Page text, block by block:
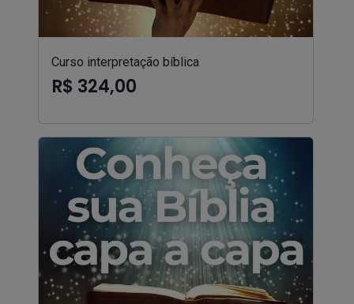
Curso interpretação bíblica
R$ 324,00